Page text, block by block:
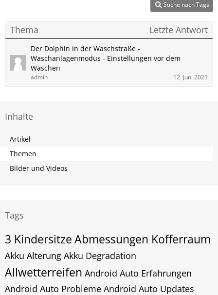
Suche nach Tags
Thema Letzte Antwort
Der Dolphin in der Waschstraße -
Waschanlagenmodus - Einstellungen vor dem
Waschen
admin 12. Juni 2023
Inhalte
Artikel
Themen
Bilder und Videos
Tags
3 KindersitzeAbmessungen Kofferraum
Akku Alterung Akku Degradation
Allwetterreifen Android Auto Erfahrungen
Android Auto Probleme Android Auto Updates